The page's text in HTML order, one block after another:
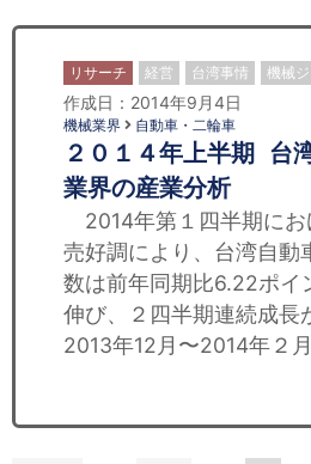
リサーチ 経営 台湾事情 機械
作成日：2014年9月4日
機械業界 自動車・二輪車
２０１４年上半期 台
業界の産業分析
2014年第１四半期にお
売好調により、台湾自動
数は前年同期比6.22ポイ
伸び、２四半期連続成長
2013年12月〜2014年２